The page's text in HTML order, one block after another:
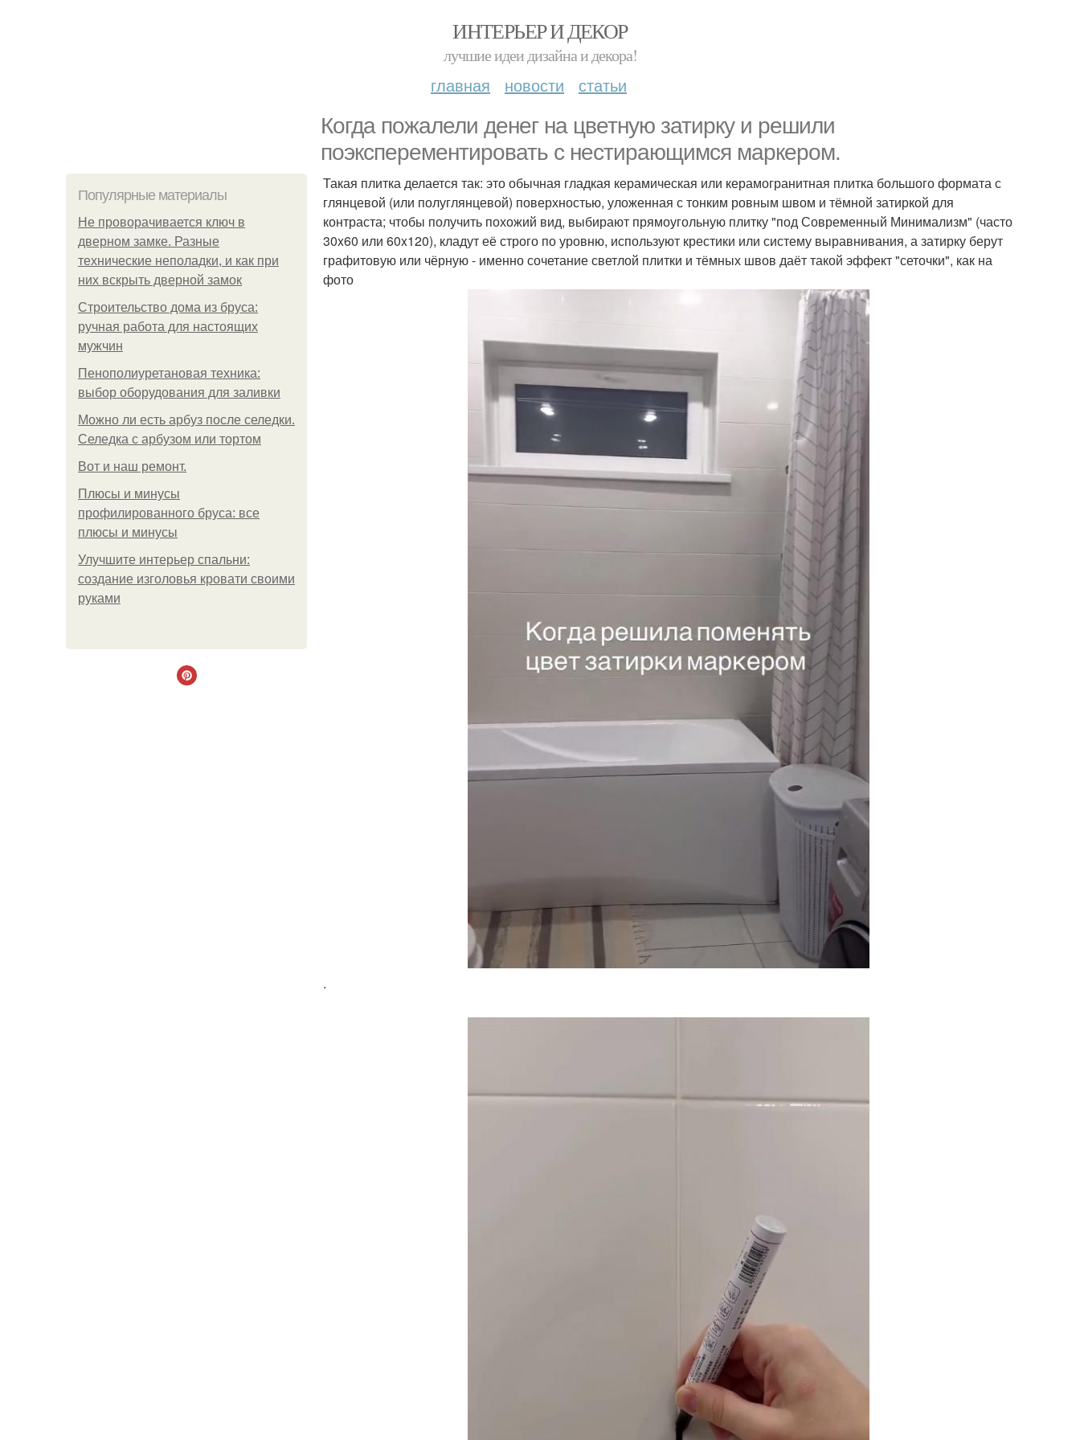
ИНТЕРЬЕР И ДЕКОР
лучшие идеи дизайна и декора!
главная новости статьи
Когда пожалели денег на цветную затирку и решили
поэксперементировать с нестирающимся маркером.
Популярные материалы
Не проворачивается ключ в
дверном замке. Разные
технические неполадки, и как при
них вскрыть дверной замок
Строительство дома из бруса:
ручная работа для настоящих
мужчин
Пенополиуретановая техника:
выбор оборудования для заливки
Можно ли есть арбуз после селедки.
Селедка с арбузом или тортом
Boт и наш ремoнт.
Плюсы и минусы
профилированного бруса: все
плюсы и минусы
Улучшите интерьер спальни:
создание изголовья кровати своими
руками
Такая плитка делается так: это обычная гладкая керамическая или керамогранитная плитка большого формата с
глянцевой (или полуглянцевой) поверхностью, уложенная с тонким ровным швом и тёмной затиркой для
контраста; чтобы получить похожий вид, выбирают прямоугольную плитку "под Современный Минимализм" (часто
30x60 или 60x120), кладут её строго по уровню, используют крестики или систему выравнивания, а затирку берут
графитовую или чёрную - именно сочетание светлой плитки и тёмных швов даёт такой эффект "сеточки", как на
фото
.